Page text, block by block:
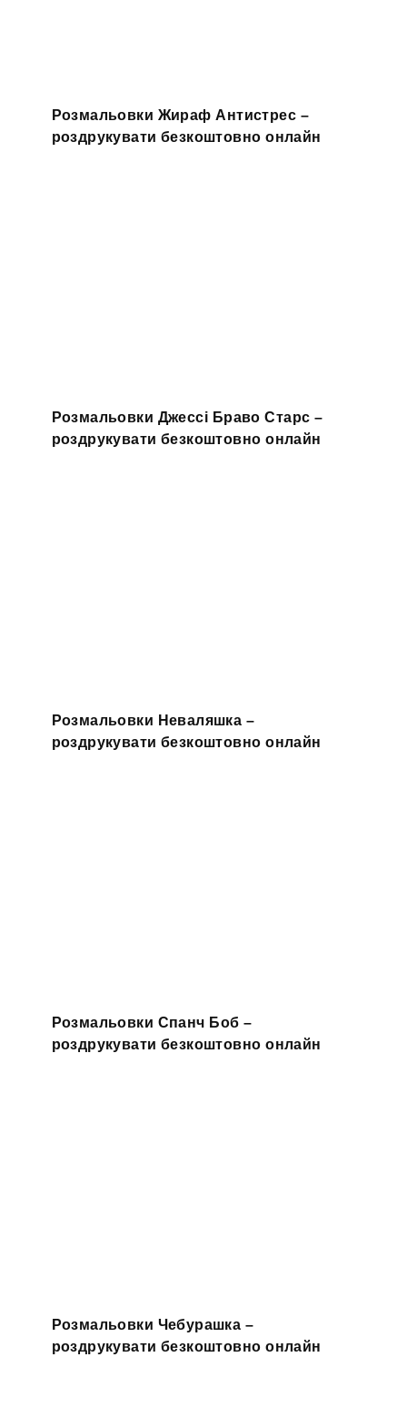
Розмальовки Жираф Антистрес –
роздрукувати безкоштовно онлайн
Розмальовки Джессі Браво Старс –
роздрукувати безкоштовно онлайн
Розмальовки Неваляшка –
роздрукувати безкоштовно онлайн
Розмальовки Спанч Боб –
роздрукувати безкоштовно онлайн
Розмальовки Чебурашка –
роздрукувати безкоштовно онлайн